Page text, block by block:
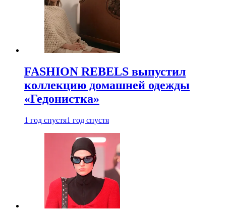
FASHION REBELS выпустил
коллекцию домашней одежды
«Гедонистка»
1 год спустя1 год спустя